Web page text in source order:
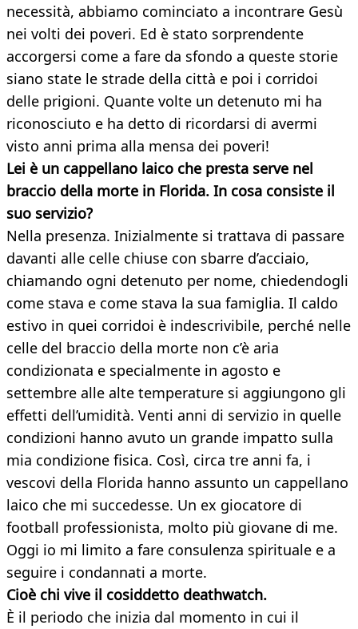
necessità, abbiamo cominciato a incontrare Gesù
nei volti dei poveri. Ed è stato sorprendente
accorgersi come a fare da sfondo a queste storie
siano state le strade della città e poi i corridoi
delle prigioni. Quante volte un detenuto mi ha
riconosciuto e ha detto di ricordarsi di avermi
visto anni prima alla mensa dei poveri!
Lei è un cappellano laico che presta serve nel
braccio della morte in Florida. In cosa consiste il
suo servizio?
Nella presenza. Inizialmente si trattava di passare
davanti alle celle chiuse con sbarre d’acciaio,
chiamando ogni detenuto per nome, chiedendogli
come stava e come stava la sua famiglia. Il caldo
estivo in quei corridoi è indescrivibile, perché nelle
celle del braccio della morte non c’è aria
condizionata e specialmente in agosto e
settembre alle alte temperature si aggiungono gli
effetti dell’umidità. Venti anni di servizio in quelle
condizioni hanno avuto un grande impatto sulla
mia condizione fisica. Così, circa tre anni fa, i
vescovi della Florida hanno assunto un cappellano
laico che mi succedesse. Un ex giocatore di
football professionista, molto più giovane di me.
Oggi io mi limito a fare consulenza spirituale e a
seguire i condannati a morte.
Cioè chi vive il cosiddetto deathwatch.
È il periodo che inizia dal momento in cui il